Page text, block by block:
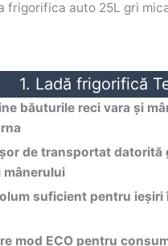
1. Ladă frigorifică
băuturile reci vara și
de transportat datorită
mânerului
suficient pentru ieșiri
mod ECO pentru